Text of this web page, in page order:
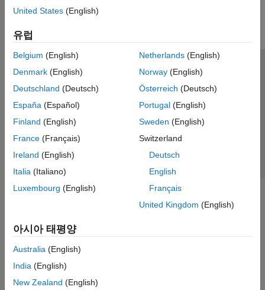
United States (English)
유럽
Belgium (English)
Denmark (English)
Deutschland (Deutsch)
España (Español)
Finland (English)
France (Français)
Ireland (English)
Italia (Italiano)
Luxembourg (English)
Netherlands(English)
Norway(English)
Österreich (Deutsch)
Portugal(English)
Sweden (English)
Switzerland
Deutsch
English
Français
United Kingdom (English)
아시아 태평양
Australia (English)
India (English)
New Zealand (English)
신뢰 센터 등록 상표 개인정보 취급방침
불법 복제 방지
애플리케이션 상태
© 1994-2026 The MathWorks, Inc.